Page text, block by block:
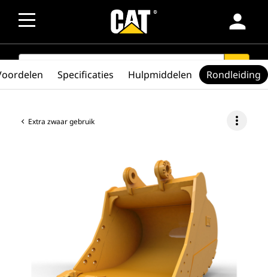
person
SEARCH search
Extra zwaar gebruik more_vert
Specificaties Hulpmiddelen Rondleiding